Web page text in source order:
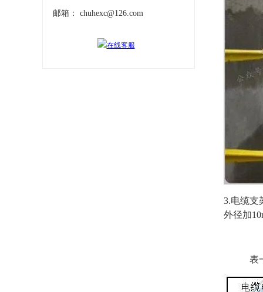
邮箱： chuhexc@126.com
3.电缆支
外径加
表